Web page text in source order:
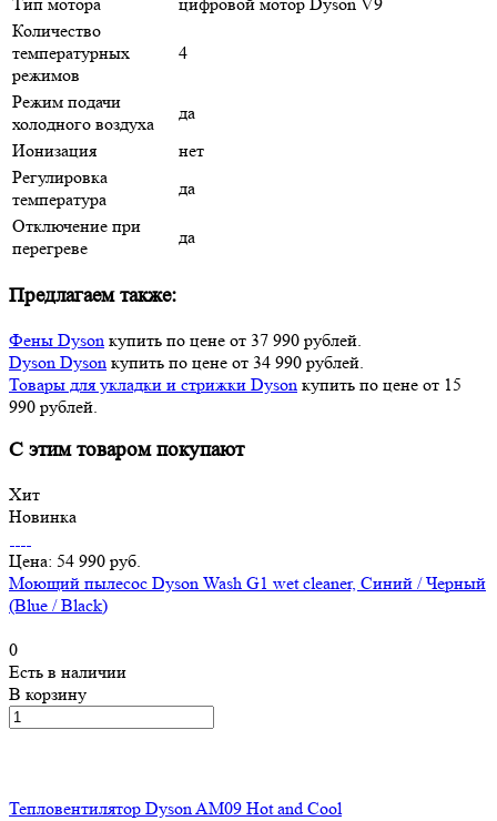
Тип мотора
цифровой мотор Dyson V9
Количество
температурных
режимов
4
Режим подачи
холодного воздуха
да
Ионизация
нет
Регулировка
температура
да
Отключение при
перегреве
да
Предлагаем также:
Фены Dyson купить по цене от 37 990 рублей.
Dyson Dyson купить по цене от 34 990 рублей.
Товары для укладки и стрижки Dyson купить по цене от 15
990 рублей.
С этим товаром покупают
Хит
Новинка
Цена: 54 990 руб.
Моющий пылесос Dyson Wash G1 wet cleaner, Синий / Черный
(Blue / Black)
0
Есть в наличии
В корзину
Тепловентилятор Dyson AM09 Hot and Cool